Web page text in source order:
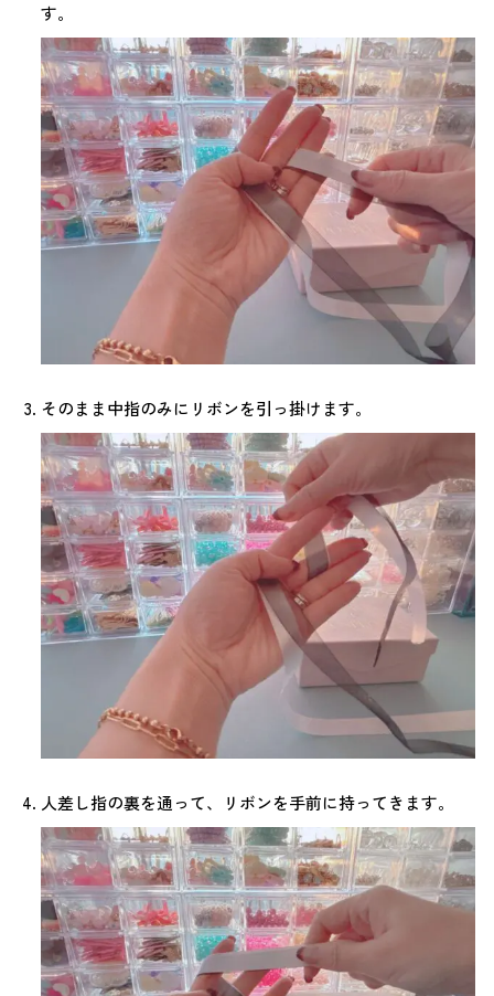
す。
そのまま中指のみにリボンを引っ掛けます。
人差し指の裏を通って、リボンを手前に持ってきます。